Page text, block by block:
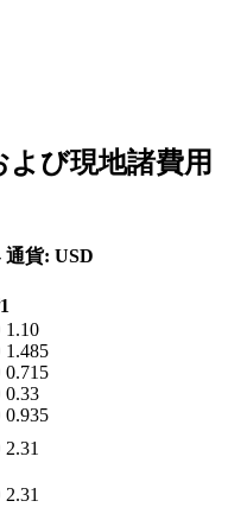
び現地諸費用
貨: USD
1.10
1.485
0.715
0.33
0.935
2.31
2.31